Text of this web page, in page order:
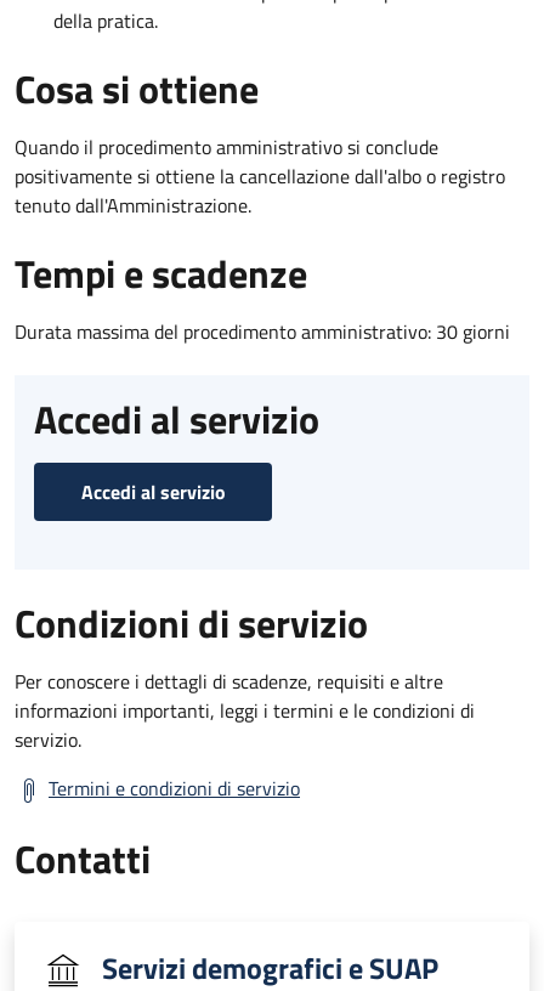
della pratica.
Cosa si ottiene
Quando il procedimento amministrativo si conclude
positivamente si ottiene la cancellazione dall'albo o registro
tenuto dall'Amministrazione.
Tempi e scadenze
Durata massima del procedimento amministrativo: 30 giorni
Accedi al servizio
Accedi al servizio
Condizioni di servizio
Per conoscere i dettagli di scadenze, requisiti e altre
informazioni importanti, leggi i termini e le condizioni di
servizio.
Termini e condizioni di servizio
Contatti
Servizi demografici e SUAP